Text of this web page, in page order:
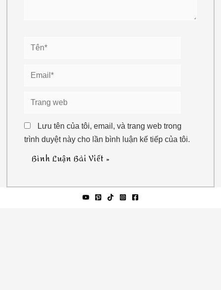
Tên*
Email*
Trang
Lưu tên của tôi, email, và trang web trong
trình duyệt này cho lần bình luận kế tiếp của tôi.